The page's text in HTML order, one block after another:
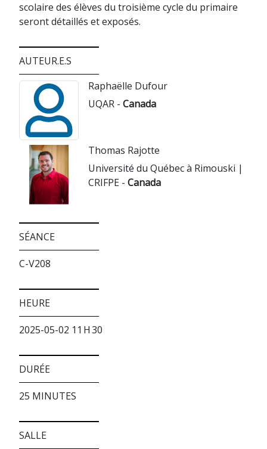
scolaire des élèves du troisième cycle du primaire
seront détaillés et exposés.
AUTEUR.E.S
Raphaëlle Dufour
UQAR - Canada
Thomas Rajotte
Université du Québec à Rimouski |
CRIFPE - Canada
SÉANCE
C-V208
HEURE
2025-05-02 11 H 30
DURÉE
25 MINUTES
SALLE